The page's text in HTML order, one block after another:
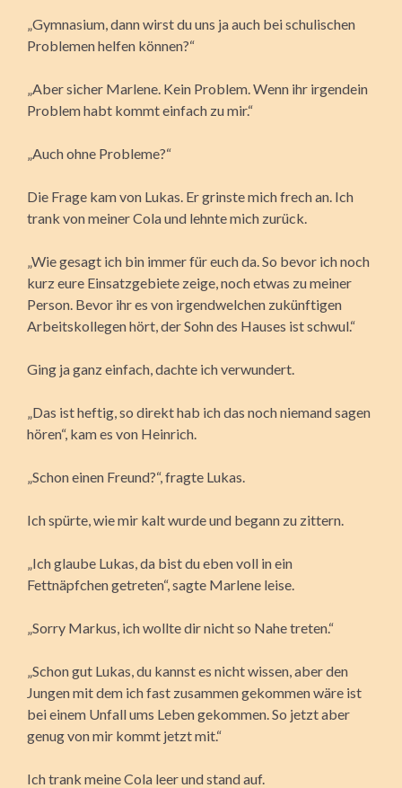
„Gymnasium, dann wirst du uns ja auch bei schulischen
Problemen helfen können?“
„Aber sicher Marlene. Kein Problem. Wenn ihr irgendein
Problem habt kommt einfach zu mir.“
„Auch ohne Probleme?“
Die Frage kam von Lukas. Er grinste mich frech an. Ich
trank von meiner Cola und lehnte mich zurück.
„Wie gesagt ich bin immer für euch da. So bevor ich noch
kurz eure Einsatzgebiete zeige, noch etwas zu meiner
Person. Bevor ihr es von irgendwelchen zukünftigen
Arbeitskollegen hört, der Sohn des Hauses ist schwul.“
Ging ja ganz einfach, dachte ich verwundert.
„Das ist heftig, so direkt hab ich das noch niemand sagen
hören“, kam es von Heinrich.
„Schon einen Freund?“, fragte Lukas.
Ich spürte, wie mir kalt wurde und begann zu zittern.
„Ich glaube Lukas, da bist du eben voll in ein
Fettnäpfchen getreten“, sagte Marlene leise.
„Sorry Markus, ich wollte dir nicht so Nahe treten.“
„Schon gut Lukas, du kannst es nicht wissen, aber den
Jungen mit dem ich fast zusammen gekommen wäre ist
bei einem Unfall ums Leben gekommen. So jetzt aber
genug von mir kommt jetzt mit.“
Ich trank meine Cola leer und stand auf.